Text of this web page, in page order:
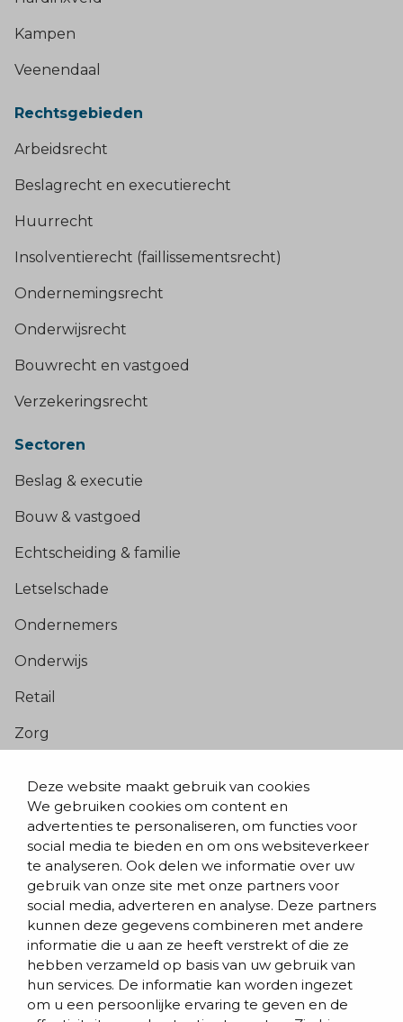
Deze website maakt gebruik van cookies
We gebruiken cookies om content en
advertenties te personaliseren, om functies voor
social media te bieden en om ons websiteverkeer
te analyseren. Ook delen we informatie over uw
gebruik van onze site met onze partners voor
social media, adverteren en analyse. Deze partners
kunnen deze gegevens combineren met andere
informatie die u aan ze heeft verstrekt of die ze
hebben verzameld op basis van uw gebruik van
hun services. De informatie kan worden ingezet
om u een persoonlijke ervaring te geven en de
Kampen
Veenendaal
Rechtsgebieden
Arbeidsrecht
Beslagrecht en executierecht
Huurrecht
Insolventierecht (faillissementsrecht)
Ondernemingsrecht
Onderwijsrecht
Bouwrecht en vastgoed
Verzekeringsrecht
Sectoren
Beslag & executie
Bouw & vastgoed
Echtscheiding & familie
Letselschade
Ondernemers
Onderwijs
Retail
Zorg
Blogs & nieuws
Contact
Evenementen
Team
Werken bij BVD